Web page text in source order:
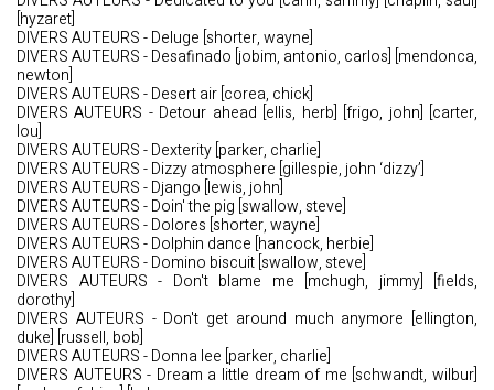
[hyzaret]
DIVERS AUTEURS - Deluge [shorter, wayne]
DIVERS AUTEURS - Desafinado [jobim, antonio, carlos] [mendonca,
newton]
DIVERS AUTEURS - Desert air [corea, chick]
DIVERS AUTEURS - Detour ahead [ellis, herb] [frigo, john] [carter,
lou]
DIVERS AUTEURS - Dexterity [parker, charlie]
DIVERS AUTEURS - Dizzy atmosphere [gillespie, john ‘dizzy’]
DIVERS AUTEURS - Django [lewis, john]
DIVERS AUTEURS - Doin' the pig [swallow, steve]
DIVERS AUTEURS - Dolores [shorter, wayne]
DIVERS AUTEURS - Dolphin dance [hancock, herbie]
DIVERS AUTEURS - Domino biscuit [swallow, steve]
DIVERS AUTEURS - Don't blame me [mchugh, jimmy] [fields,
dorothy]
DIVERS AUTEURS - Don't get around much anymore [ellington,
duke] [russell, bob]
DIVERS AUTEURS - Donna lee [parker, charlie]
DIVERS AUTEURS - Dream a little dream of me [schwandt, wilbur]